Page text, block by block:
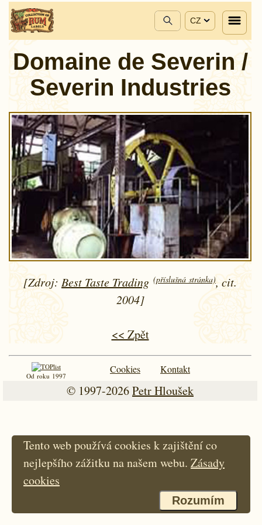
CZ
Domaine de Severin /
Severin Industries
[Zdroj: Best Taste Trading (příslušná stránka), cit.
2004]
<< Zpět
Od roku 1997
Cookies Kontakt
© 1997-2026Petr Hloušek
Tento web používá cookies k zajištění co
nejlepšího zážitku na našem webu. Zásady
cookies
Rozumím